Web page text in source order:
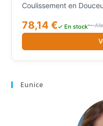
Coulissement en
78,14 €✓ En stock
Eunice